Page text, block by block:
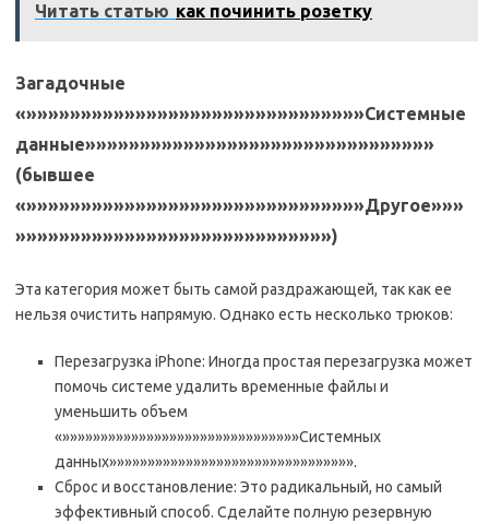
Читать статью как починить розетку
Загадочные
«»»»»»»»»»»»»»»»»»»»»»»»»»»»»»»»Системные
данные»»»»»»»»»»»»»»»»»»»»»»»»»»»»»»»»
(бывшее
«»»»»»»»»»»»»»»»»»»»»»»»»»»»»»»»Другое»»»
»»»»»»»»»»»»»»»»»»»»»»»»»»»»»)
Эта категория может быть самой раздражающей, так как ее
нельзя очистить напрямую. Однако есть несколько трюков:
Перезагрузка iPhone: Иногда простая перезагрузка может
помочь системе удалить временные файлы и
уменьшить объем
«»»»»»»»»»»»»»»»»»»»»»»»»»»»»»»»Системных
данных»»»»»»»»»»»»»»»»»»»»»»»»»»»»»»»».
Сброс и восстановление: Это радикальный, но самый
эффективный способ. Сделайте полную резервную